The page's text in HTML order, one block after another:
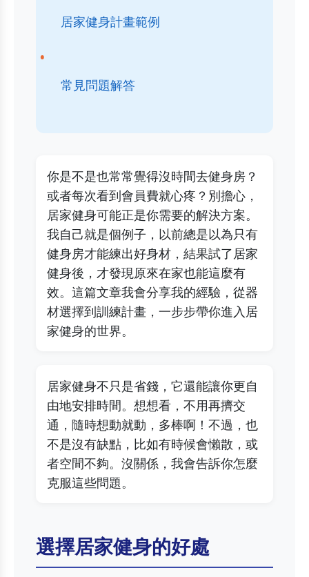
居家健身計畫範例
常見問題解答
你是不是也常常覺得沒時間去健身房？
或者每次看到會員費就心疼？別擔心，
居家健身可能正是你需要的解決方案。
我自己就是個例子，以前總是以為只有
健身房才能練出好身材，結果試了居家
健身後，才發現原來在家也能這麼有
效。這篇文章我會分享我的經驗，從器
材選擇到訓練計畫，一步步帶你進入居
家健身的世界。
居家健身不只是省錢，它還能讓你更自
由地安排時間。想想看，不用再擠交
通，隨時想動就動，多棒啊！不過，也
不是沒有缺點，比如有時候會懶散，或
者空間不夠。沒關係，我會告訴你怎麼
克服這些問題。
選擇居家健身的好處